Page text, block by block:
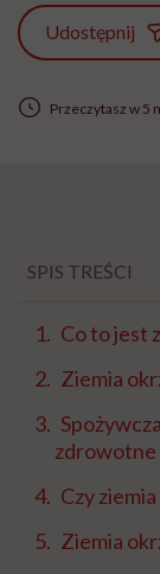
Udostępnij
Przeczytasz w 5
SPIS TREŚCI
Co to jest
Ziemia
zdrowotne
Czy
Ziemia